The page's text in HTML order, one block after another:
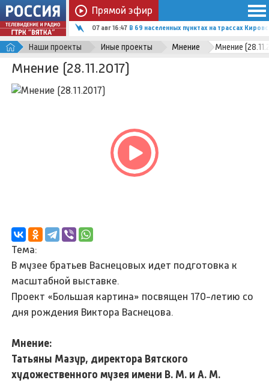
Прямой эфир
07 авг 16:47 В 69 населенных пунктах на трассах
Наши проекты Иные проекты Мнение Мнение
Мнение (28.11.2017)
Тема:
В музее братьев Васнецовых идет подготовка к
масштабной выставке.
Проект «Большая картина» посвящен 170-летию со
дня рождения Виктора Васнецова.
Мнение:
Татьяны Мазур, директора Вятского
художественного музея имени В. М. и А. М.